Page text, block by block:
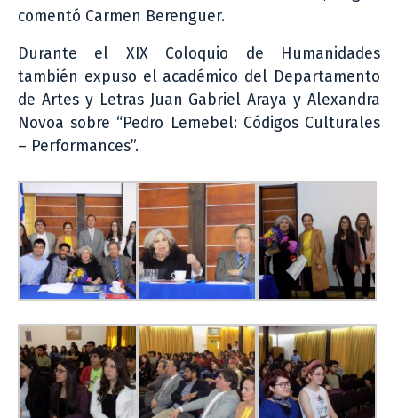
comentó Carmen Berenguer.
Durante el XIX Coloquio de Humanidades
también expuso el académico del Departamento
de Artes y Letras Juan Gabriel Araya y Alexandra
Novoa sobre “Pedro Lemebel: Códigos Culturales
– Performances”.